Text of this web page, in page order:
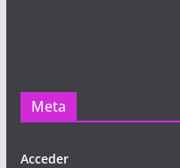
Meta
Acceder